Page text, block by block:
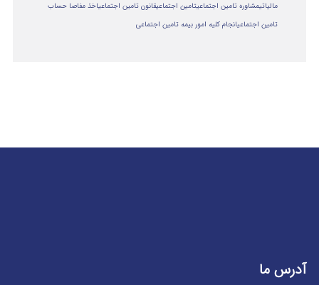
مالياتيمشاوره تامین اجتماعیتامین اجتماعیقانون تامین اجتماعیاخذ مفاصا حساب
تامین اجتماعیانجام کلیه امور بیمه تامین اجتماعی
آدرس ما